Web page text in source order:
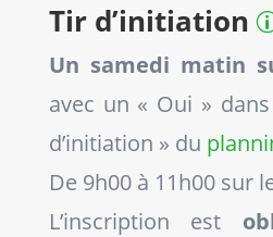
Tir d’initiation
Un samedi matin
avec un « Oui »
d’initiation » du
De 9h00 à 11h00 sur
L’inscription est